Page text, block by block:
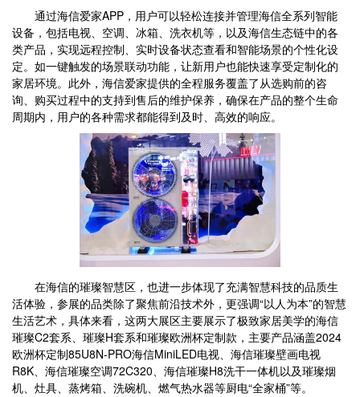
通过海信爱家APP，用户可以轻松连接并管理海信全系列智能
设备，包括电视、空调、冰箱、洗衣机等，以及海信生态链中的各
类产品，实现远程控制、实时设备状态查看和智能场景的个性化设
定。如一键触发的场景联动功能，让新用户也能快速享受定制化的
家居环境。此外，海信爱家提供的全程服务覆盖了从选购前的咨
询、购买过程中的支持到售后的维护保养，确保在产品的整个生命
周期内，用户的各种需求都能得到及时、高效的响应。
在海信的璀璨智慧区，也进一步体现了充满智慧科技的品质生
活体验，参展的品类除了聚焦前沿技术外，更强调“以人为本”的智慧
生活艺术，具体来看，这两大展区主要展示了极致家居美学的海信
璀璨C2套系、璀璨H套系和璀璨欧洲杯定制款，主要产品涵盖2024
欧洲杯定制85U8N-PRO海信MiniLED电视、海信璀璨壁画电视
R8K、海信璀璨空调72C320、海信璀璨H8洗干一体机以及璀璨烟
机、灶具、蒸烤箱、洗碗机、燃气热水器等厨电“全家桶”等。